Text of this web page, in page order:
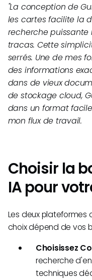
"La conception de
les cartes facilite la
recherche
tracas. Cette
serrés. Une de mes
des informations
dans de vieux
de stockage cloud,
dans un format
mon flux de travail.
Choisir la
IA pour
Les deux
choix dépend de vos
Choisissez
recherche
techniques